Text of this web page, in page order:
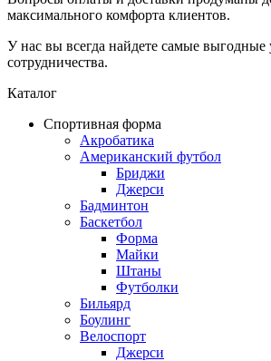
максимального комфорта клиентов.
У нас вы всегда найдете самые выгодные
сотрудничества.
Каталог
Спортивная форма
Акробатика
Американский футбол
Бриджи
Джерси
Бадминтон
Баскетбол
Форма
Майки
Штаны
Футболки
Бильярд
Боулинг
Велоспорт
Джерси